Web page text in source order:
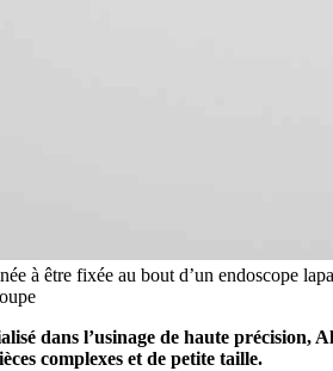
à être fixée au bout d’un endoscope
dans l’usinage de haute précision,
complexes et de petite taille.